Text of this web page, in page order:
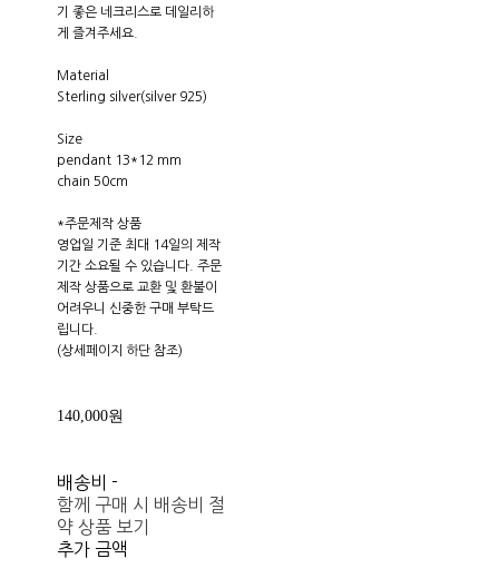
기 좋은 네크리스로 데일리하
게 즐겨주세요.
Material
Sterling silver(silver 925)
Size
pendant 13*12 mm
chain 50cm
*주문제작 상품
영업일 기준 최대 14일의 제작
기간 소요될 수 있습니다. 주문
제작 상품으로 교환 및 환불이
어려우니 신중한 구매 부탁드
립니다.
(상세페이지 하단 참조)
140,000원
배송비-
함께 구매 시 배송비 절
약 상품 보기
추가 금액